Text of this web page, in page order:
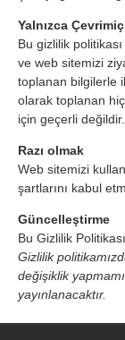
Yalnızca
Bu gizlilik
ve web sitemizi
toplanan bilgilerle
olarak toplanan
için geçerli değildir.
Razı olmak
Web sitemizi
şartlarını kabul
Güncelleştirme
Bu Gizlilik
Gizlilik
değişiklik
yayınlanacaktır.